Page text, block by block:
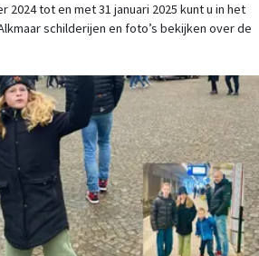
2024 tot en met 31 januari 2025 kunt u in het
schilderijen en foto’s bekijken over de